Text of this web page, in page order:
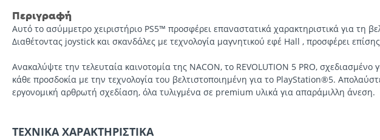
Περιγραφή
Αυτό το ασύμμετρο χειριστήριο PS5™ προσφέρει επαναστατικά χαρακτηριστικά για τη
Διαθέτοντας joystick και σκανδάλες με τεχνολογία μαγνητικού εφέ Hall , προσφέρει
Ανακαλύψτε την τελευταία καινοτομία της NACON, το REVOLUTION 5 PRO,
κάθε προσδοκία με την τεχνολογία του βελτιστοποιημένη για το PlayStation®5.
εργονομική αρθρωτή σχεδίαση, όλα τυλιγμένα σε premium υλικά για απαράμιλλη άνεση.
ΤΕΧΝΙΚΑ ΧΑΡΑΚΤΗΡΙΣΤΙΚΑ